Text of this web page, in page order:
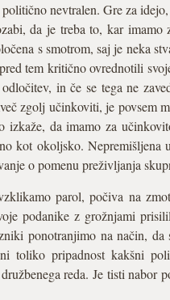
nevtralen. Gre za
da je treba to, kar imamo
s smotrom, saj je neka
tem kritično ovrednotili
in če se tega ne
zgolj učinkovi­ti, je povsem
da imamo za
kot okoljsko. Nepremi­šljena
o pomenu preživljanja
parol, počiva na
podanike z grožnjami
ponotranjimo na način,
toliko pripadnost kakšni
reda. Je tisti nabor